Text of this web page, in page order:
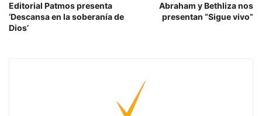
Editorial Patmos presenta
‘Descansa en la soberanía de
Dios’
Abraham y Bethliza nos
presentan “Sigue vivo”